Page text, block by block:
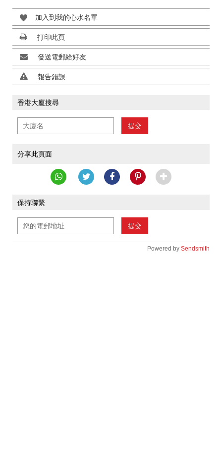
加入到我的心水名單
打印此頁
發送電郵給好友
報告錯誤
香港大廈搜尋
提交
分享此頁面
保持聯繫
提交
Powered by Sendsmith